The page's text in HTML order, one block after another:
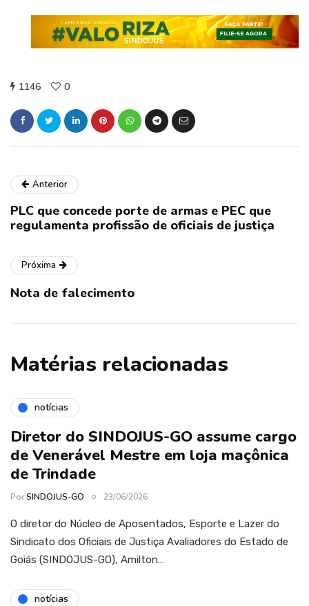
1146 0
Anterior
PLC que concede porte de armas e PEC que
regulamenta profissão de oficiais de justiça
Próxima
Nota de falecimento
Matérias relacionadas
notícias
Diretor do SINDOJUS-GO assume cargo
de Venerável Mestre em loja maçônica
de Trindade
PorSINDOJUS-GO 23/06/2026
O diretor do Núcleo de Aposentados, Esporte e Lazer do
Sindicato dos Oficiais de Justiça Avaliadores do Estado de
Goiás (SINDOJUS-GO), Amilton…
notícias